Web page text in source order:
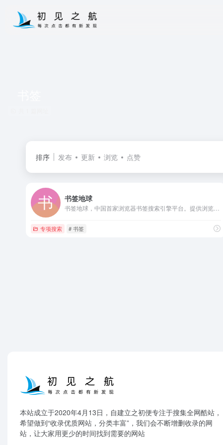
排序 发布 更新 浏览 点赞
书签地球
专项搜索 # 书签
本站成立于2020年4月13日，自建立之初便专注于搜集全网酷站，
希望做到“收录优质网站，分类丰富”，我们会不断增删收录的网
站，让大家用更少的时间找到需要的网站